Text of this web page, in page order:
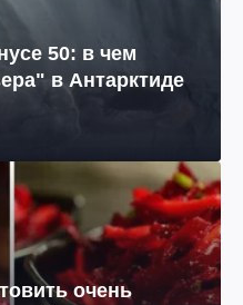
50: в чем
в Антарктиде
очень